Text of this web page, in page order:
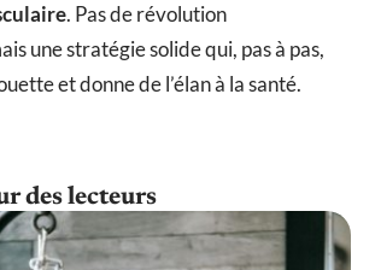
. Pas de révolution
une stratégie solide qui, pas à pas,
et donne de l’élan à la santé.
des lecteurs